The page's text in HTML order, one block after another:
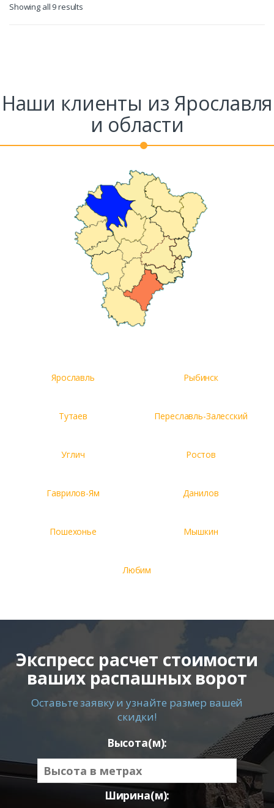
Showing all 9 results
Наши клиенты из Ярославля
и области
Ярославль Рыбинск
Тутаев Переславль-Залесский
Углич Ростов
Гаврилов-Ям Данилов
Пошехонье Мышкин
Любим
Экспресс расчет стоимости
ваших распашных ворот
Оставьте заявку и узнайте размер вашей
скидки!
Высота(м):
Ширина(м):